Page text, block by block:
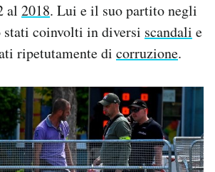
al 2018. Lui e il suo partito negli
stati coinvolti in diversi scandali e
ripetutamente di corruzione.